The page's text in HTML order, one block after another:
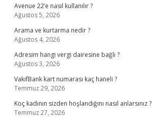
Avenue 22’e nasıl kullanılır ?
Ağustos 5, 2026
Arama ve kurtarma nedir ?
Ağustos 4, 2026
Adresim hangi vergi dairesine bağlı ?
Ağustos 3, 2026
VakıfBank kart numarası kaç haneli ?
Temmuz 29, 2026
Koç kadının sizden hoşlandığını nasıl anlarsınız ?
Temmuz 27, 2026